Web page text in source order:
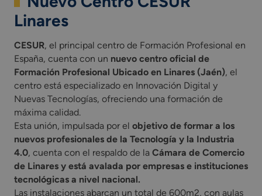
Linares
CESUR, el principal centro de Formación Profesional en
España, cuenta con un nuevo centro oficial de
Formación Profesional Ubicado en Linares (Jaén), el
centro está especializado en Innovación Digital y
Nuevas Tecnologías, ofreciendo una formación de
máxima calidad.
Esta unión, impulsada por el objetivo de formar a los
nuevos profesionales de la Tecnología y la Industria
4.0, cuenta con el respaldo de la Cámara de Comercio
de Linares y está avalada por empresas e instituciones
tecnológicas a nivel nacional.
Las instalaciones abarcan un total de 600m2, con aulas